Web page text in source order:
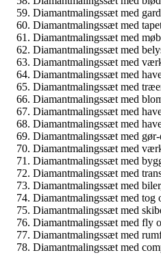
Diamantmalingssæt med
Diamantmalingssæt med
Diamantmalingssæt med
Diamantmalingssæt med
Diamantmalingssæt med
Diamantmalingssæt med
Diamantmalingssæt med
Diamantmalingssæt med
Diamantmalingssæt med
Diamantmalingssæt med
Diamantmalingssæt med
Diamantmalingssæt med
Diamantmalingssæt med
Diamantmalingssæt med
Diamantmalingssæt med
Diamantmalingssæt med tog
Diamantmalingssæt med
Diamantmalingssæt med fly
Diamantmalingssæt med
Diamantmalingssæt med